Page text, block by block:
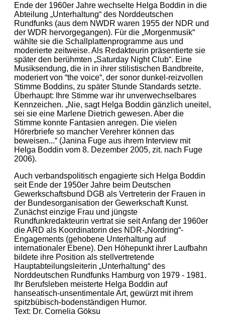
Ende der 1960er Jahre wechselte Helga Boddin in die
Abteilung „Unterhaltung“ des Norddeutschen
Rundfunks (aus dem NWDR waren 1955 der NDR und
der WDR hervorgegangen). Für die „Morgenmusik“
wählte sie die Schallplattenprogramme aus und
moderierte zeitweise. Als Redakteurin präsentierte sie
später den berühmten „Saturday Night Club“. Eine
Musiksendung, die in in ihrer stilistischen Bandbreite,
moderiert von “the voice“, der sonor dunkel-reizvollen
Stimme Boddins, zu später Stunde Standards setzte.
Überhaupt: Ihre Stimme war ihr unverwechselbares
Kennzeichen. „Nie, sagt Helga Boddin gänzlich uneitel,
sei sie eine Marlene Dietrich gewesen. Aber die
Stimme konnte Fantasien anregen. Die vielen
Hörerbriefe so mancher Verehrer können das
beweisen...“ (Janina Fuge aus ihrem Interview mit
Helga Boddin vom 8. Dezember 2005, zit. nach Fuge
2006).
Auch verbandspolitisch engagierte sich Helga Boddin
seit Ende der 1950er Jahre beim Deutschen
Gewerkschaftsbund DGB als Vertreterin der Frauen in
der Bundesorganisation der Gewerkschaft Kunst.
Zunächst einzige Frau und jüngste
Rundfunkredakteurin vertrat sie seit Anfang der 1960er
die ARD als Koordinatorin des NDR-„Nordring“-
Engagements (gehobene Unterhaltung auf
internationaler Ebene). Den Höhepunkt ihrer Laufbahn
bildete ihre Position als stellvertretende
Hauptabteilungsleiterin „Unterhaltung“ des
Norddeutschen Rundfunks Hamburg von 1979 - 1981.
Ihr Berufsleben meisterte Helga Boddin auf
hanseatisch-unsentimentale Art, gewürzt mit ihrem
spitzbübisch-bodenständigen Humor.
Text: Dr. Cornelia Göksu